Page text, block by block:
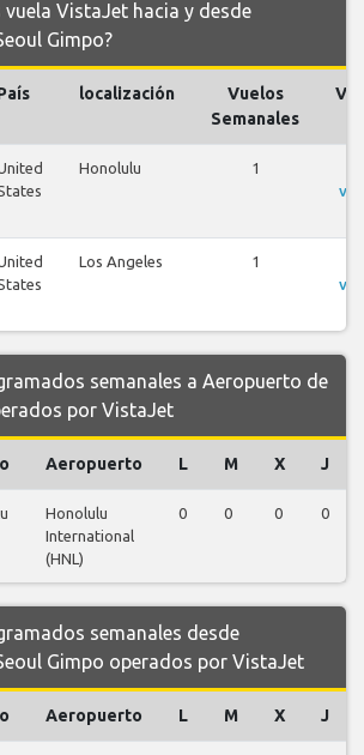
vuela VistaJet hacia y desde
Gimpo?
localización
Vuelos
Semanales
Honolulu 1
Los Angeles 1
semanales a Aeropuerto de
por VistaJet
Aeropuerto L M X J
Honolulu
International
(HNL)
0 0 0 0
semanales desde
Gimpo operados por VistaJet
Aeropuerto L M X J